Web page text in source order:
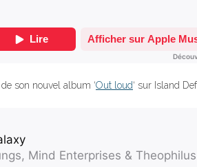
son nouvel album ‘Out loud‘ sur Island